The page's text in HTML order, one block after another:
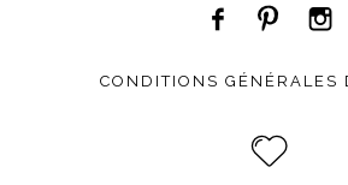
CONDITIONS GÉNÉRALES